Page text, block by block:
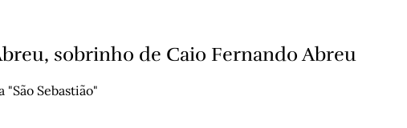
sobrinho de Caio Fernando Abreu
Sebastião"